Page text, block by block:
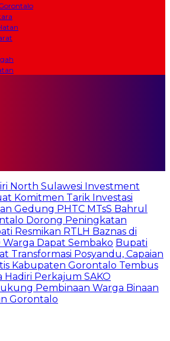
North Sulawesi Investment
Komitmen Tarik Investasi
Gedung PHTC MTsS Bahrul
Dorong Peningkatan
Resmikan RTLH Baznas di
Warga Dapat Sembako Bupati
Transformasi Posyandu, Capaian
Kabupaten Gorontalo Tembus
Hadiri Perkajum SAKO
Pembinaan Warga Binaan
Gorontalo